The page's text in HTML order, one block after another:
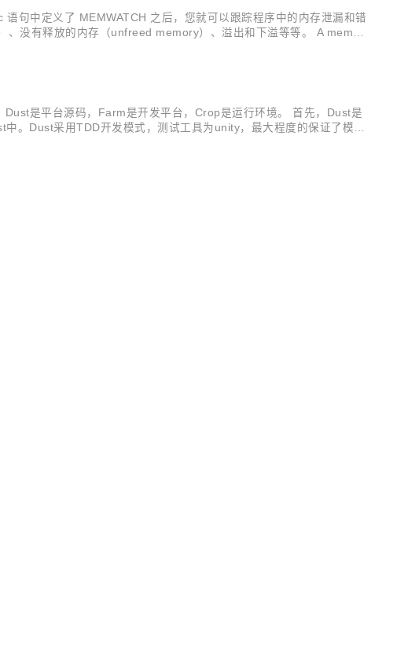
句中定义了 MEMWATCH 之后，您就可以跟踪程序中的内存泄漏和错
没有释放的内存（unfreed memory）、溢出和下溢等等。 A memory
是平台源码，Farm是开发平台，Crop是运行环境。 首先，Dust是
。Dust采用TDD开发模式，测试工具为unity，最大程度的保证了模块